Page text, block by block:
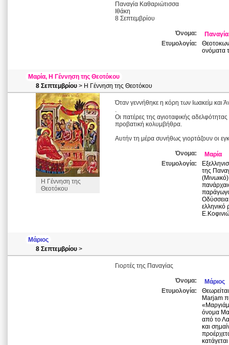
Παναγία Καθαριώτισσα
Ιθάκη
8 Σεπτεμβρίου
Όνομα:
Παναγία
Ετυμολογία:
ονόματα
Μαρία, Η Γέννηση της Θεοτόκου
8 Σεπτεμβρίου > Η Γέννηση της Θεοτόκου
Η Γέννηση της
Θεοτόκου
Όταν γεννήθηκε η κόρη των Ιωακείμ και
.
Οι πατέρες της αγιοταφικής
προβατική κολυμβήθρα.
Αυτήν τη μέρα συνήθως γιορτάζουν οι
Όνομα:
Μαρία
Ετυμολογία:
της
ελληνικό
Μάριος
8 Σεπτεμβρίου >
Γιορτές της Παναγίας
Όνομα:
Μάριος
Ετυμολογία:
Marjam
όνομα
από το
και